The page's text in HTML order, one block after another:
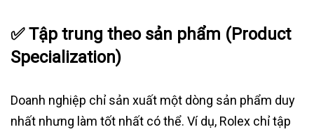
✅Tập trung theo sản phẩm (Product
Specialization)
Doanh nghiệp chỉ sản xuất một dòng sản phẩm duy
nhất nhưng làm tốt nhất có thể. Ví dụ, Rolex chỉ tập